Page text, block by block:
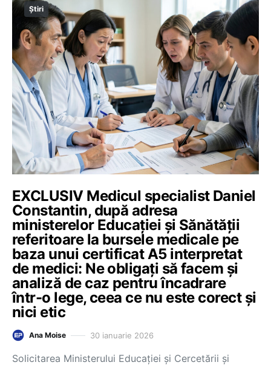
Știri
EXCLUSIV Medicul specialist Daniel
Constantin, după adresa
ministerelor Educației și Sănătății
referitoare la bursele medicale pe
baza unui certificat A5 interpretat
de medici: Ne obligați să facem și
analiză de caz pentru încadrare
într-o lege, ceea ce nu este corect și
nici etic
Ana Moise 30 ianuarie 2026
Solicitarea Ministerului Educației și Cercetării și